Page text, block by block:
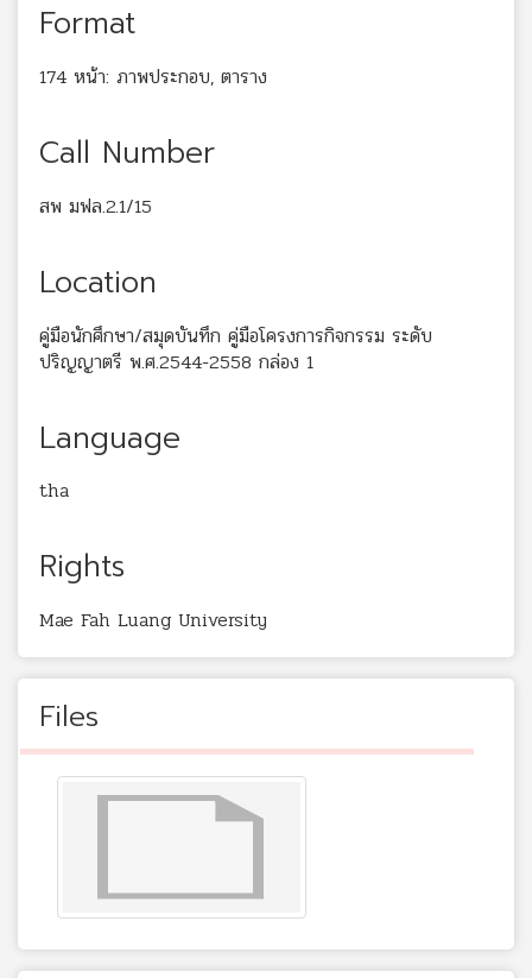
Format
174 หน้า: ภาพประกอบ, ตาราง
Call Number
สพ มฟล.2.1/15
Location
คู่มือนักศึกษา/สมุดบันทึก คู่มือโครงการกิจกรรม ระดับ
ปริญญาตรี พ.ศ.2544-2558 กล่อง 1
Language
tha
Rights
Mae Fah Luang University
Files